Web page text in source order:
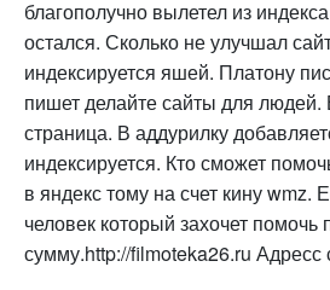
благополучно вылетел из
остался. Сколько не улучшал
индексируется яшей. Платону
пишет делайте сайты для людей.
страница. В аддурилку
индексируется. Кто сможет
в яндекс тому на счет кину wmz.
человек который захочет помочь
сумму.http://filmoteka26.ru Адресс